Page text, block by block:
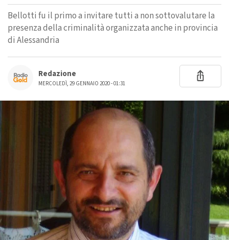
Bellotti fu il primo a invitare tutti a non sottovalutare la
presenza della criminalità organizzata anche in provincia
di Alessandria
Redazione
MERCOLEDÌ, 29 GENNAIO 2020 - 01:31